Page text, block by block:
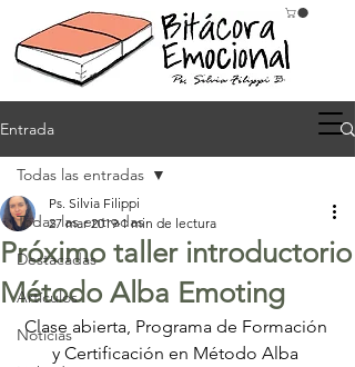
Entrada
Todas las entradas
Destacadas
Artículos
Noticias
Todas las entradas
Próximo taller introductorio
Método Alba Emoting
Ps. Silvia Filippi
27 mar 2019 1 min de lectura
Clase abierta, Programa de Formación
y Certificación en Método Alba